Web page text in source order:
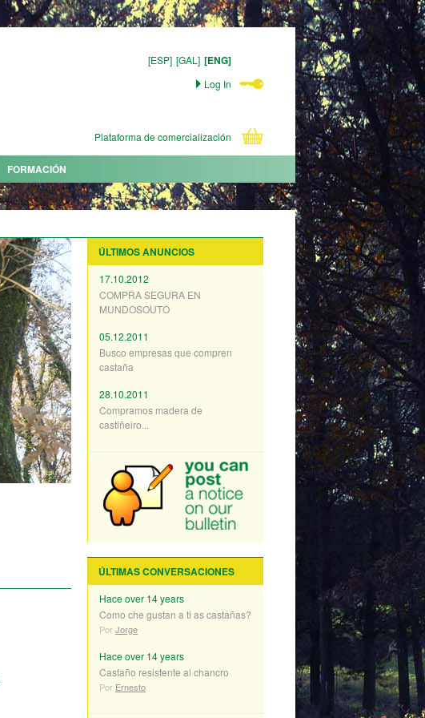
[ESP] [GAL] [ENG]
Log In
Plataforma de comercialización
FORMACIÓN
ÚLTIMOS ANUNCIOS
17.10.2012
COMPRA SEGURA EN
MUNDOSOUTO
05.12.2011
Busco empresas que compren
castaña
28.10.2011
Compramos madera de
castiñeiro...
ÚLTIMAS CONVERSACIONES
Hace over 14 years
Como che gustan a ti as castañas?
PorJorge
Hace over 14 years
Castaño resistente al chancro
Por Ernesto